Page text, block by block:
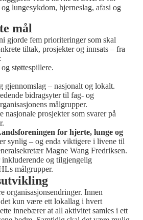
lungesykdom, hjerneslag, afasi og
mål
gjorde fem prioriteringer som skal
tiltak, prosjekter og innsats – fra
støttespillere.
– nasjonalt og lokalt.
bidragsyter til fag- og
målgrupper.
prosjekter som svarer på
for hjerte, lunge og
synlig – og enda viktigere i livene til
Magne Wang Fredriksen.
og tilgjengelig
målgrupper.
organisasjonsendringer. Innen
kun være ett lokallag i hvert
innebærer at all aktivitet samles i ett